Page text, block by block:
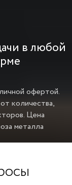
в любой
офертой.
количества,
Цена
металла